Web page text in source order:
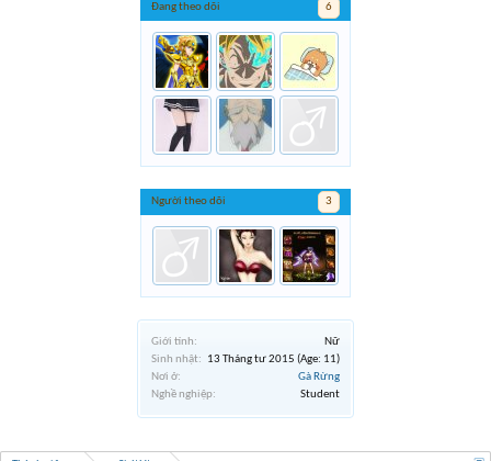
Đang theo dõi 6
Người theo dõi 3
Giới tính:
Nữ
Sinh nhật:
13 Tháng tư 2015 (Age: 11)
Nơi ở:
Gà Rừng
Nghề nghiệp:
Student